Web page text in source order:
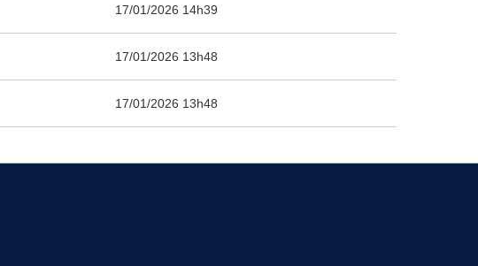
17/01/2026 14h39
17/01/2026 13h48
17/01/2026 13h48